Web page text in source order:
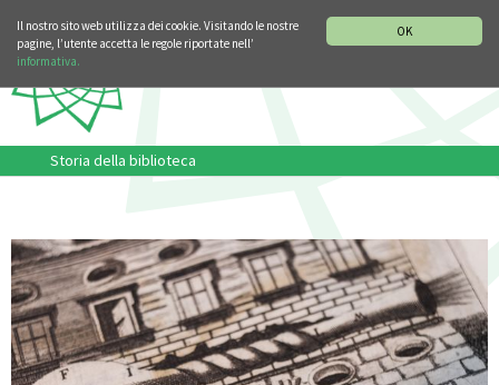
OK
Il nostro sito web utilizza dei cookie. Visitando le nostre
pagine, l’utente accetta le regole riportate nell’
informativa.
Storia della biblioteca